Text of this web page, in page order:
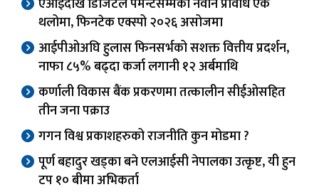
थलोमा, फिनटेक एक्स्पो २०२६ असोजमा
आईपीओअघि हुलास फिनसर्भको सशक्त वित्तीय प्रदर्शन,
नाफा ८५% बढ्दा कर्जा लगानी १२ अर्बमाथि
कर्णाली विकास बैंक प्रकरणमा तत्कालीन सीईओसहित
तीन जना पक्राउ
गगन विश्व प्रकाशहरुको राजनीति कुन मोडमा ?
पूर्ण बहादुर खड्का बने एलआईसी नेपालका उत्कृष्ट, यी हुन
टप १० बीमा अभिकर्ता